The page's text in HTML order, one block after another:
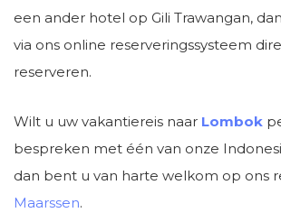
een ander hotel op Gili Trawangan,
via ons online reserveringssysteem
reserveren.
Wilt u uw vakantiereis naar Lombok
bespreken met één van onze
dan bent u van harte welkom op ons
Maarssen.